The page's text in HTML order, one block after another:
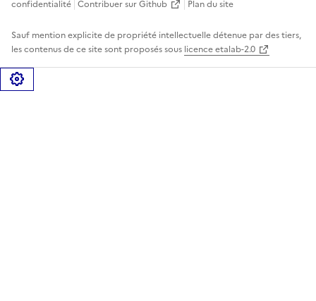
confidentialité Contribuer sur Github Plan du site
Sauf mention explicite de propriété intellectuelle détenue par des tiers,
les contenus de ce site sont proposés sous licence etalab-2.0
Gérer les cookies